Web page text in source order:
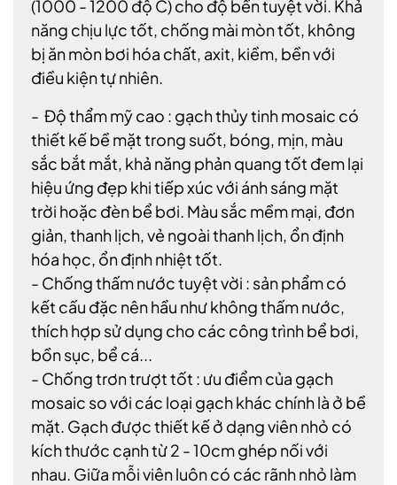
(1000 - 1200 độ C) cho độ bền tuyệt vời. Khả
năng chịu lực tốt, chống mài mòn tốt, không
bị ăn mòn bơi hóa chất, axit, kiềm, bền với
điều kiện tự nhiên.
- Độ thẩm mỹ cao : gạch thủy tinh mosaic có
thiết kế bề mặt trong suốt, bóng, mịn, màu
sắc bắt mắt, khả năng phản quang tốt đem lại
hiệu ứng đẹp khi tiếp xúc với ánh sáng mặt
trời hoặc đèn bể bơi. Màu sắc mềm mại, đơn
giản, thanh lịch, vẻ ngoài thanh lịch, ổn định
hóa học, ổn định nhiệt tốt.
- Chống thấm nước tuyệt vời : sản phẩm có
kết cấu đặc nên hầu như không thấm nước,
thích hợp sử dụng cho các công trình bể bơi,
bồn sục, bể cá...
- Chống trơn trượt tốt : ưu điểm của gạch
mosaic so với các loại gạch khác chính là ở bề
mặt. Gạch được thiết kế ở dạng viên nhỏ có
kích thước cạnh từ 2 - 10cm ghép nối với
nhau. Giữa mỗi viên luôn có các rãnh nhỏ làm